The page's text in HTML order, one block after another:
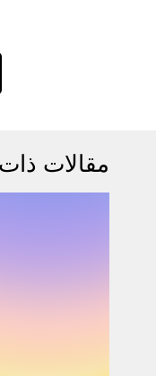
مقالات